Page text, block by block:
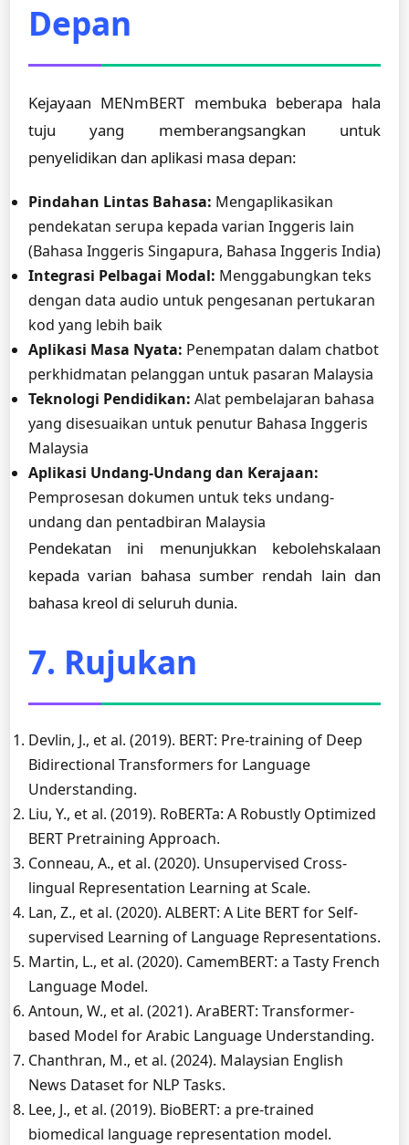
Depan
Kejayaan MENmBERT membuka beberapa hala
tuju yang memberangsangkan untuk
penyelidikan dan aplikasi masa depan:
Pindahan Lintas Bahasa: Mengaplikasikan
pendekatan serupa kepada varian Inggeris lain
(Bahasa Inggeris Singapura, Bahasa Inggeris India)
Integrasi Pelbagai Modal: Menggabungkan teks
dengan data audio untuk pengesanan pertukaran
kod yang lebih baik
Aplikasi Masa Nyata: Penempatan dalam chatbot
perkhidmatan pelanggan untuk pasaran Malaysia
Teknologi Pendidikan: Alat pembelajaran bahasa
yang disesuaikan untuk penutur Bahasa Inggeris
Malaysia
Aplikasi Undang-Undang dan Kerajaan:
Pemprosesan dokumen untuk teks undang-
undang dan pentadbiran Malaysia
Pendekatan ini menunjukkan kebolehskalaan
kepada varian bahasa sumber rendah lain dan
bahasa kreol di seluruh dunia.
7. Rujukan
Devlin, J., et al. (2019). BERT: Pre-training of Deep
Bidirectional Transformers for Language
Understanding.
Liu, Y., et al. (2019). RoBERTa: A Robustly Optimized
BERT Pretraining Approach.
Conneau, A., et al. (2020). Unsupervised Cross-
lingual Representation Learning at Scale.
Lan, Z., et al. (2020). ALBERT: A Lite BERT for Self-
supervised Learning of Language Representations.
Martin, L., et al. (2020). CamemBERT: a Tasty French
Language Model.
Antoun, W., et al. (2021). AraBERT: Transformer-
based Model for Arabic Language Understanding.
Chanthran, M., et al. (2024). Malaysian English
News Dataset for NLP Tasks.
Lee, J., et al. (2019). BioBERT: a pre-trained
biomedical language representation model.